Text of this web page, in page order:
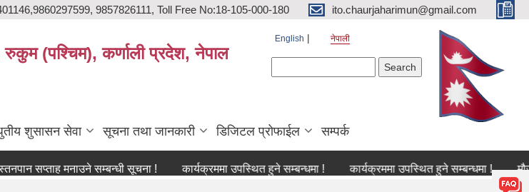
9857826111, Toll Free No:18-105-000-180 ito.chaurjaharimun@gmail.com
रुकुम (पश्चिम), कर्णाली प्रदेश, नेपाल
English नेपाली
शुसासन सेवा सूचना तथा जानकारी डिजिटल प्रोफाईल सम्पर्क
मनाउने सम्बन्धी सूचना ! कार्यक्रममा उपस्थित हुने सम्बन्धमा ! कार्यक्रममा उपस्थित हुने सम्बन्धमा ! मौजुदा